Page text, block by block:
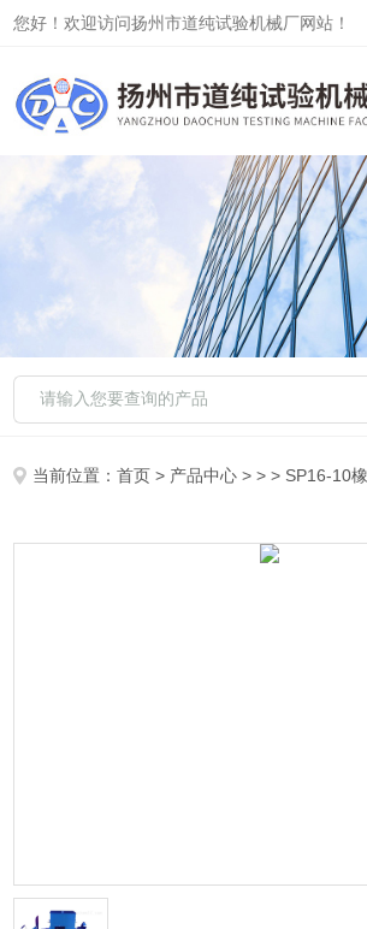
您好！欢迎访问扬州市道纯试验机械厂网站！
当前位置：首页 > 产品中心 > > > SP16-10